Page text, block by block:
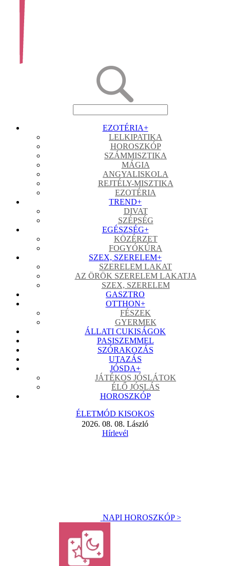
EZOTÉRIA+
LELKIPATIKA
HOROSZKÓP
SZÁMMISZTIKA
MÁGIA
ANGYALISKOLA
REJTÉLY-MISZTIKA
EZOTÉRIA
TREND+
DIVAT
SZÉPSÉG
EGÉSZSÉG+
KÖZÉRZET
FOGYÓKÚRA
SZEX, SZERELEM+
SZERELEM LAKAT
AZ ÖRÖK SZERELEM LAKATJA
SZEX, SZERELEM
GASZTRO
OTTHON+
FÉSZEK
GYERMEK
ÁLLATI CUKISÁGOK
PASISZEMMEL
SZÓRAKOZÁS
UTAZÁS
JÓSDA+
JÁTÉKOS JÓSLÁTOK
ÉLŐ JÓSLÁS
HOROSZKÓP
ÉLETMÓD KISOKOS
2026. 08. 08. László
Hírlevél
NAPI HOROSZKÓP >